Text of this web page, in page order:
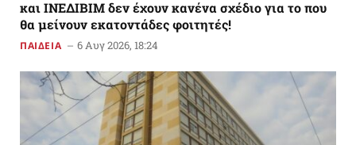
και ΙΝΕΔΙΒΙΜ δεν έχουν κανένα σχέδιο για το που
θα μείνουν εκατοντάδες φοιτητές!
ΠΑΙΔΕΙΑ 6 Αυγ 2026, 18:24